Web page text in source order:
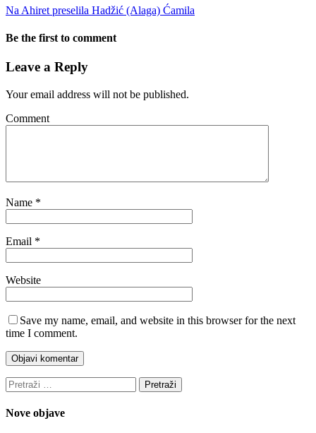
Na Ahiret preselila Hadžić (Alaga) Ćamila
Be the first to comment
Leave a Reply
Your email address will not be published.
Comment
Name *
Email *
Website
Save my name, email, and website in this browser for the next
time I comment.
Pretraži:
Nove objave